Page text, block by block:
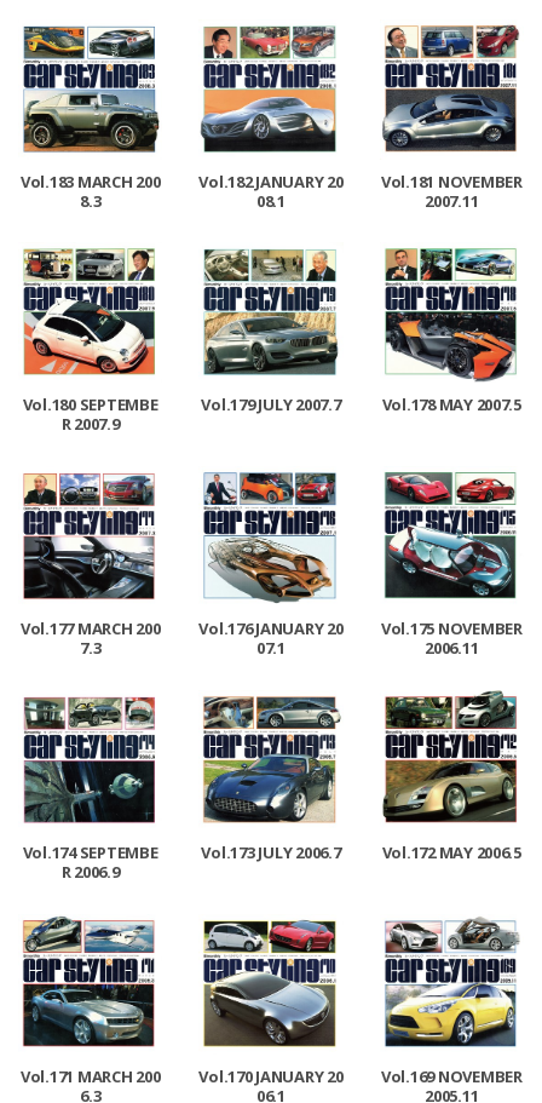
Vol.183 MARCH 200
8.3
Vol.182 JANUARY 20
08.1
Vol.181 NOVEMBER
2007.11
Vol.180 SEPTEMBE
R 2007.9
Vol.179 JULY 2007.7 Vol.178 MAY 2007.5
Vol.177 MARCH 200
7.3
Vol.176 JANUARY 20
07.1
Vol.175 NOVEMBER
2006.11
Vol.174 SEPTEMBE
R 2006.9
Vol.173 JULY 2006.7 Vol.172 MAY 2006.5
Vol.171 MARCH 200
6.3
Vol.170 JANUARY 20
06.1
Vol.169 NOVEMBER
2005.11